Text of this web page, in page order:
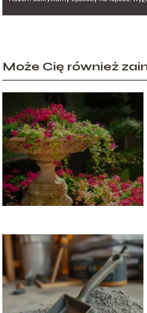
Może Cię również